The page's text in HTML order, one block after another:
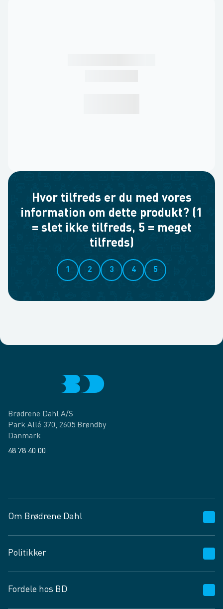
Hvor tilfreds er du med vores
information om dette produkt? (1
= slet ikke tilfreds, 5 = meget
tilfreds)
1 2 3 4 5
Brødrene Dahl A/S
Park Allé 370, 2605 Brøndby
Danmark
48 78 40 00
Om Brødrene Dahl
Vagttelefon 30 10 89 89
Spørgsmål og svar
Job og karriere
Politikker
Privatlivspolitik
Fordele hos BD